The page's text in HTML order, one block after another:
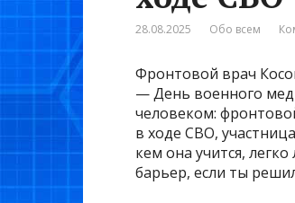
28.08.2025 Обо всем
Фронтовой врач
— День военного
человеком:
в ходе СВО,
кем она учится,
барьер, если ты